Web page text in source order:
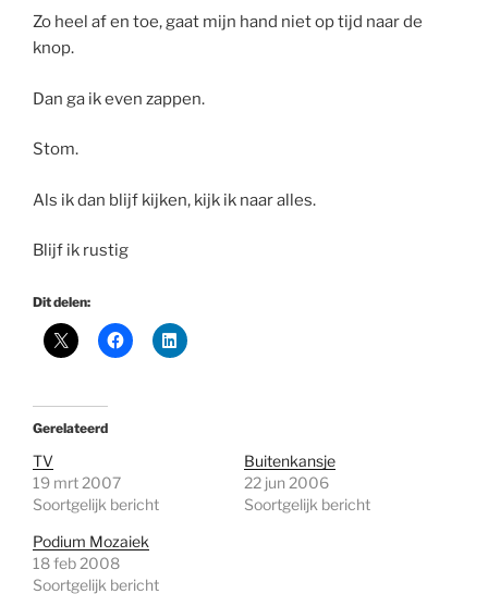
Zo heel af en toe, gaat mijn hand niet op tijd naar de
knop.
Dan ga ik even zappen.
Stom.
Als ik dan blijf kijken, kijk ik naar alles.
Blijf ik rustig
Dit delen:
Gerelateerd
TV
19 mrt 2007
Soortgelijk bericht
Buitenkansje
22 jun 2006
Soortgelijk bericht
Podium Mozaiek
18 feb 2008
Soortgelijk bericht